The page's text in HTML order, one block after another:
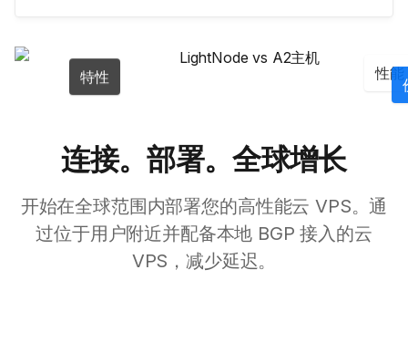
性能
特性
连接。部署。全球增长
开始在全球范围内部署您的高性能云 VPS。通
过位于用户附近并配备本地 BGP 接入的云
VPS，减少延迟。